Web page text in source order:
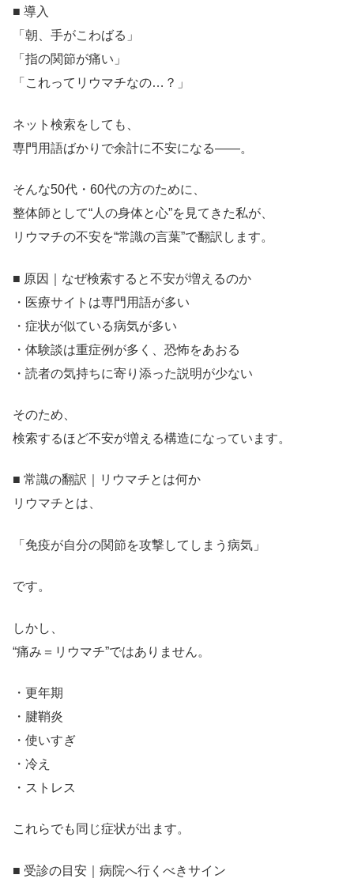
■ 導入
「朝、手がこわばる」
「指の関節が痛い」
「これってリウマチなの…？」
ネット検索をしても、
専門用語ばかりで余計に不安になる——。
そんな50代・60代の方のために、
整体師として“人の身体と心”を見てきた私が、
リウマチの不安を“常識の言葉”で翻訳します。
■ 原因｜なぜ検索すると不安が増えるのか
・医療サイトは専門用語が多い
・症状が似ている病気が多い
・体験談は重症例が多く、恐怖をあおる
・読者の気持ちに寄り添った説明が少ない
そのため、
検索するほど不安が増える構造になっています。
■ 常識の翻訳｜リウマチとは何か
リウマチとは、
「免疫が自分の関節を攻撃してしまう病気」
です。
しかし、
“痛み＝リウマチ”ではありません。
・更年期
・腱鞘炎
・使いすぎ
・冷え
・ストレス
これらでも同じ症状が出ます。
■ 受診の目安｜病院へ行くべきサイン